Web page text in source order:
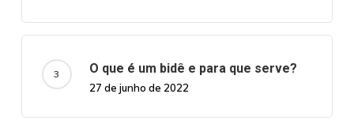
O que é um bidê e para que serve?
27 de junho de 2022